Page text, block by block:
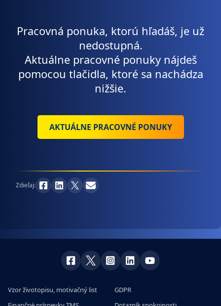
Pracovná ponuka, ktorú hľadáš, je už
nedostupná.
Aktuálne pracovné ponuky nájdeš
pomocou tlačidla, ktoré sa nachádza
nižšie.
AKTUÁLNE PRACOVNÉ PONUKY
Zdieľaj:
Vzor životopisu, motivačný list
GDPR